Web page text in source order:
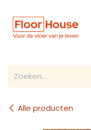
Alle producten